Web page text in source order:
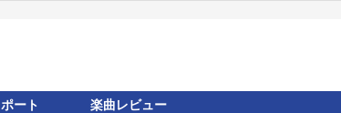
ート 楽曲レビュー